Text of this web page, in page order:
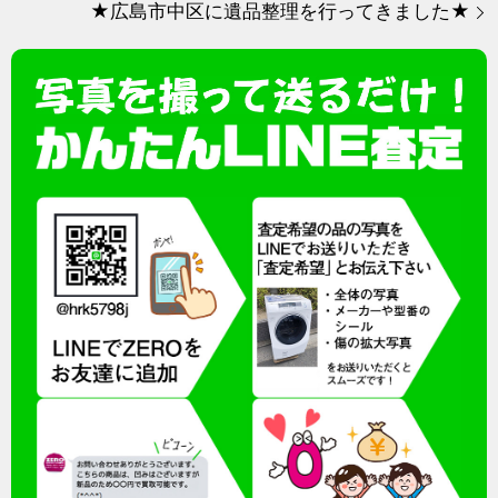
★広島市中区に遺品整理を行ってきました★